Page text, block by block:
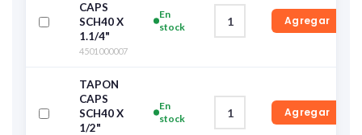
CAPS
SCH40 X
1.1/4"
4501000007
En
stock
Agregar
TAPON
CAPS
SCH40 X
1/2"
En
stock
Agregar